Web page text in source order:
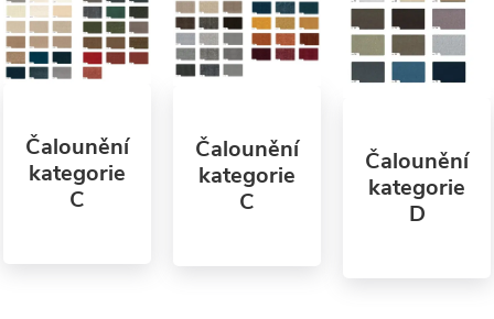
Čalounění
kategorie
C
Čalounění
kategorie
C
Čalounění
kategorie
D